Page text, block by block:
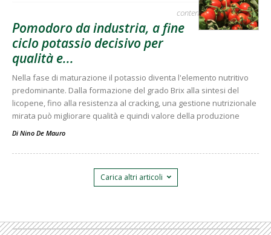
contenuto sponsorizzato
Pomodoro da industria, a fine
ciclo potassio decisivo per
qualità e...
Nella fase di maturazione il potassio diventa l'elemento nutritivo
predominante. Dalla formazione del grado Brix alla sintesi del
licopene, fino alla resistenza al cracking, una gestione nutrizionale
mirata può migliorare qualità e quindi valore della produzione
Di Nino De Mauro
Carica altri articoli